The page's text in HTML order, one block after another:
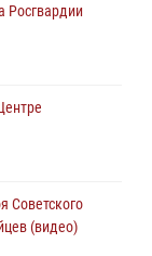
у которой
Росгвардии
Советского
(видео)